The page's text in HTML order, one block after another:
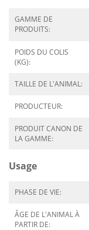
GAMME DE
PRODUITS:
POIDS DU COLIS
(KG):
TAILLE DE L'ANIMAL:
PRODUCTEUR:
PRODUIT CANON DE
LA GAMME:
Usage
PHASE DE VIE:
ÂGE DE L'ANIMAL À
PARTIR DE: